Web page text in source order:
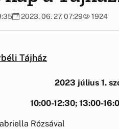
2023. 06. 27. 07:29 1924
Tájház
2023 július 1.
10:00-12:30; 13:00-
Rózsával